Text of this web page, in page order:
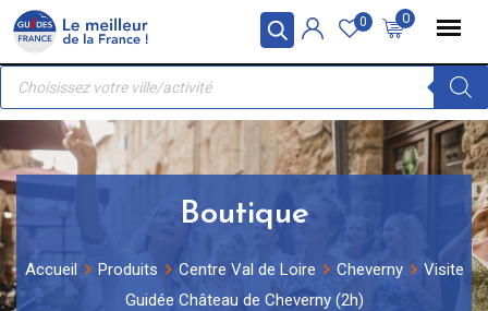
Panneau de gestion des cookies
Skip
content
0
0
Recherche
produits
Boutique
Accueil Produits Centre Val de Loire Cheverny
Visite
Guidée Château de Cheverny (2h)